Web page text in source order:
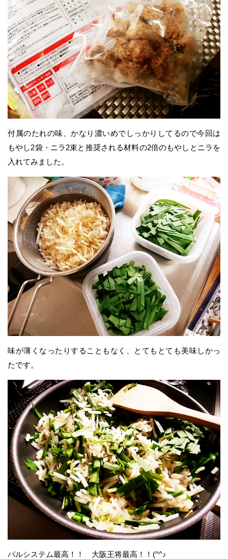
付属のたれの味、かなり濃いめでしっかりしてるので今回は
もやし2袋・ニラ2束と推奨される材料の2倍のもやしとニラを
入れてみました。
味が薄くなったりすることもなく、とてもとても美味しかっ
たです。
パルシステム最高！！ 大阪王将最高！！(^^♪